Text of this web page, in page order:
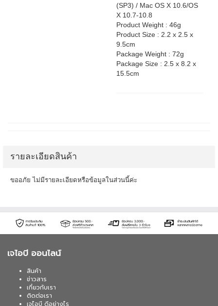
(SP3) / Mac OS X 10.6/OS
X 10.7-10.8
Product Weight : 46g
Product Size : 2.2 x 2.5 x
9.5cm
Package Weight : 72g
Package Size : 2.5 x 8.2 x
15.5cm
รายละเอียดสินค้า
ขออภัย ไม่มีรายละเอียดหรือข้อมูลในส่วนนี้ค่ะ
เจไอบี ออนไลน์
สินค้า
ข่าวสาร
เกี่ยวกับเรา
ติดต่อเรา
เจไอบี ดีอย่างไร